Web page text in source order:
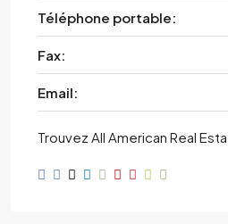
Téléphone portable:
Fax:
Email:
Trouvez All American Real